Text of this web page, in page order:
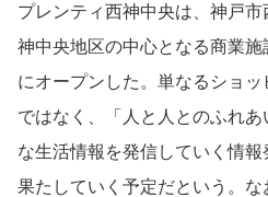
プレンティ西神中央は、神戸
神中央地区の中心となる商業
にオープンした。単なるショ
ではなく、「人と人とのふれ
な生活情報を発信していく情
果たしていく予定だという。